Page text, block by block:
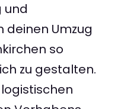
und
deinen Umzug
so
zu gestalten.